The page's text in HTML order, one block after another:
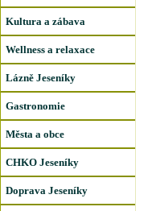
Kultura a zábava
Wellness a relaxace
Lázně Jeseníky
Gastronomie
Města a obce
CHKO Jeseníky
Doprava Jeseníky